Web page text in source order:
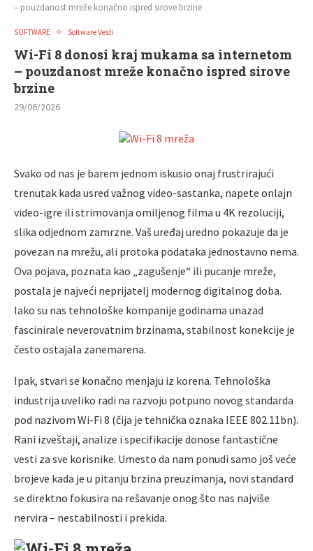
– pouzdanost mreže konačno ispred sirove brzine
SOFTWARE Software Vesti
Wi-Fi 8 donosi kraj mukama sa internetom
– pouzdanost mreže konačno ispred sirove
brzine
29/06/2026
Svako od nas je barem jednom iskusio onaj frustrirajući
trenutak kada usred važnog video-sastanka, napete onlajn
video-igre ili strimovanja omiljenog filma u 4K rezoluciji,
slika odjednom zamrzne. Vaš uređaj uredno pokazuje da je
povezan na mrežu, ali protoka podataka jednostavno nema.
Ova pojava, poznata kao „zagušenje“ ili pucanje mreže,
postala je najveći neprijatelj modernog digitalnog doba.
Iako su nas tehnološke kompanije godinama unazad
fascinirale neverovatnim brzinama, stabilnost konekcije je
često ostajala zanemarena.
Ipak, stvari se konačno menjaju iz korena. Tehnološka
industrija uveliko radi na razvoju potpuno novog standarda
pod nazivom Wi-Fi 8 (čija je tehnička oznaka IEEE 802.11bn).
Rani izveštaji, analize i specifikacije donose fantastične
vesti za sve korisnike. Umesto da nam ponudi samo još veće
brojeve kada je u pitanju brzina preuzimanja, novi standard
se direktno fokusira na rešavanje onog što nas najviše
nervira – nestabilnosti i prekida.